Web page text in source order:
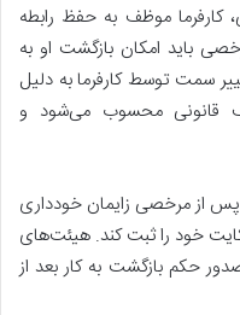
کارفرما موظف به حفظ رابطه
باید امکان بازگشت او به
سمت توسط کارفرما به‌ دلیل
قانونی محسوب می‌شود و
پس از مرخصی زایمان خودداری
خود را ثبت کند. هیئت‌های
حکم بازگشت به کار بعد از